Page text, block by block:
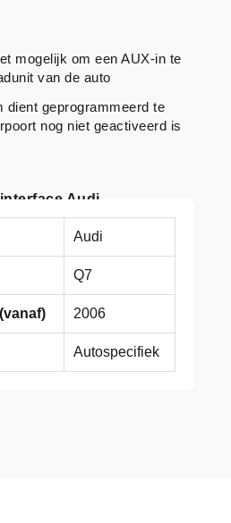
Audi
Audi
Q7
2006
Autospecifiek
mogelijk om een AUX-in te
van de auto
dient geprogrammeerd te
nog niet geactiveerd is